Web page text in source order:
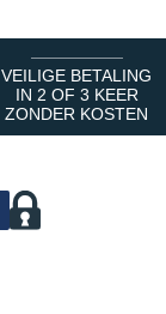
VEILIGE BETALING
IN 2 OF 3 KEER
ZONDER KOSTEN